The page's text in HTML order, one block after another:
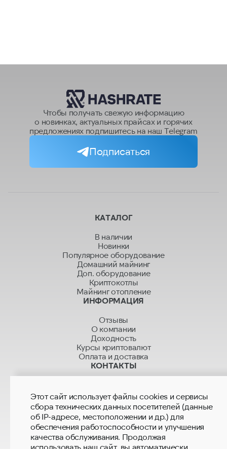
Чтобы получать свежую информацию
о новинках, актуальных прайсах и горячих
предложениях подпишитесь на наш Telegram
Подписаться
КАТАЛОГ
В наличии
Новинки
Популярное оборудование
Домашний майнинг
Доп. оборудование
Криптокотлы
Майнинг отопление
ИНФОРМАЦИЯ
Отзывы
О компании
Доходность
Курсы криптовалют
Оплата и доставка
КОНТАКТЫ
+7 915 280 02 02
hashrate.sales@mail.ru
hashrate.global@gmail.com
Магазины
Этот сайт использует файлы cookies и сервисы
сбора технических данных посетителей (данные
об IP-адресе, местоположении и др.) для
обеспечения работоспособности и улучшения
качества обслуживания. Продолжая
использовать наш сайт, вы автоматически